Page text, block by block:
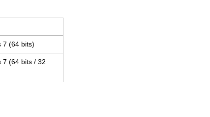
7 (64 bits)
7 (64 bits / 32